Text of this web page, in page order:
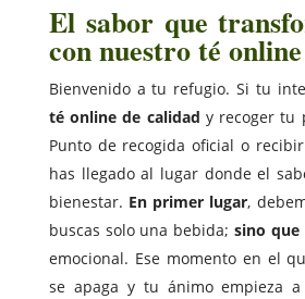
El sabor que
con nuestro té
Bienvenido a tu refugio. Si tu
té online de calidad y recoger tu
Punto de recogida oficial o
has llegado al lugar donde el
bienestar. En primer lugar,
buscas solo una bebida; sino que
emocional. Ese momento en el
se apaga y tu ánimo empieza